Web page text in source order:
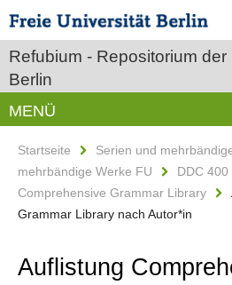
Refubium - Repositorium
Berlin
MENÜ
Startseite Serien und
mehrbändige Werke FU
DDC
Comprehensive Grammar Library
Grammar Library nach Autor*in
Auflistung